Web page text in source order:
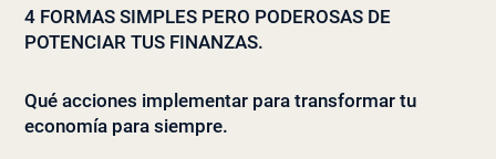
4 FORMAS SIMPLES PERO PODEROSAS DE
POTENCIAR TUS FINANZAS.
Qué acciones implementar para transformar tu
economía para siempre.